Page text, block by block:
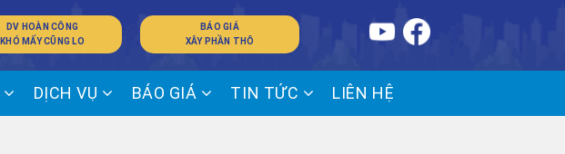
DV HOÀN CÔNG
KHÓ MẤY CŨNG LO
BÁO GIÁ
XÂY PHẦN THÔ
DỊCH VỤ BÁO GIÁ TIN TỨC LIÊN HỆ